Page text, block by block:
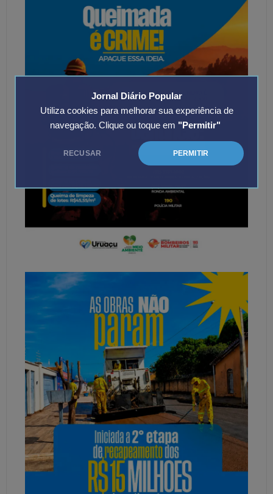
Jornal Diário Popular
Utiliza cookies para melhorar sua experiência de
navegação. Clique ou toque em "Permitir"
RECUSAR PERMITIR